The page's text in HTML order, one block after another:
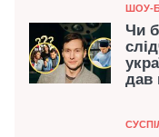
ШОУ-
Чи
дав